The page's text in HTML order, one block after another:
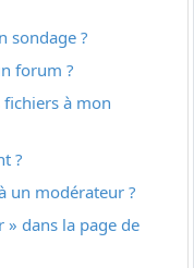
sondage ?
forum ?
à mon
?
un modérateur ?
dans la page de